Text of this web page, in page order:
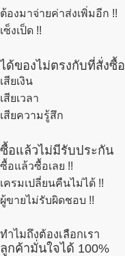
ต้องมาจ่ายค่าส่งเพิ่มอีก !!
เซ็งเป็ด !!
ได้ของไม่ตรงกับที่สั่งซื้อ
เสียเงิน
เสียเวลา
เสียความรู้สึก
ซื้อแล้วไม่มีรับประกัน
ซื้อแล้วซื้อเลย !!
เครมเปลี่ยนคืนไม่ได้ !!
ผู้ขายไม่รับผิดชอบ !!
ทำไมถึงต้องเลือกเรา
ลูกค้ามั่นใจได้ 100%